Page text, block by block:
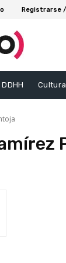
Registrarse
DDHH Cultura